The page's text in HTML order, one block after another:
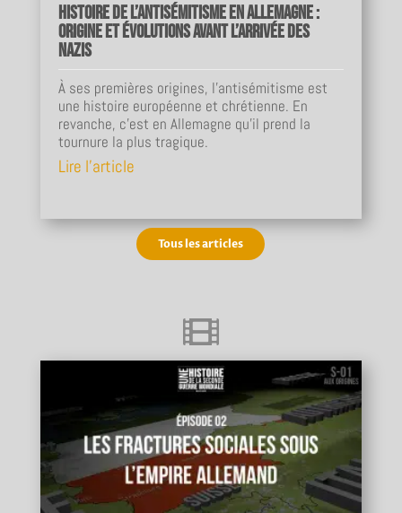
Histoire de l’antisémitisme en Allemagne :
origine et évolutions avant l’arrivée des
nazis
À ses premières origines, l'antisémitisme est
une histoire européenne et chrétienne. En
revanche, c'est en Allemagne qu'il prend la
tournure la plus tragique.
Lire l'article
Tous les articles
